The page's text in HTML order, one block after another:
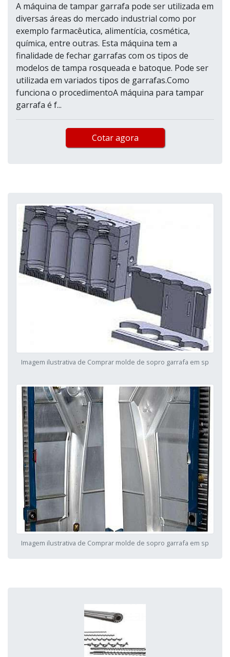
A máquina de tampar garrafa pode ser utilizada em
diversas áreas do mercado industrial como por
exemplo farmacêutica, alimentícia, cosmética,
química, entre outras. Esta máquina tem a
finalidade de fechar garrafas com os tipos de
modelos de tampa rosqueada e batoque. Pode ser
utilizada em variados tipos de garrafas.Como
funciona o procedimentoA máquina para tampar
garrafa é f...
Cotar agora
Imagem ilustrativa de Comprar molde de sopro garrafa em sp
Imagem ilustrativa de Comprar molde de sopro garrafa em sp